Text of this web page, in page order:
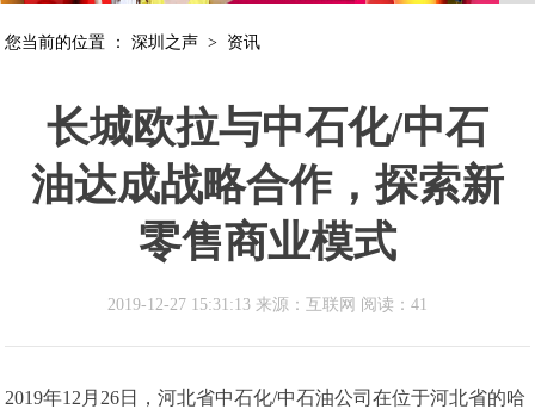
您当前的位置 ：深圳之声 > 资讯
长城欧拉与中石化/中石
油达成战略合作，探索新
零售商业模式
2019-12-27 15:31:13 来源：互联网 阅读：41
2019年12月26日，河北省中石化/中石油公司在位于河北省的哈